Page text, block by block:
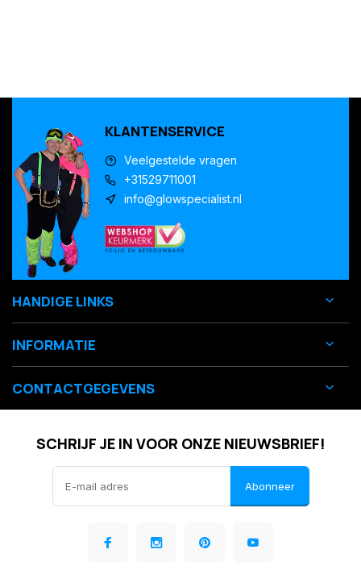
KLANTENSERVICE
Veelgestelde vragen
+31529711001
info@glowspecialist.nl
HANDIGE LINKS
INFORMATIE
CONTACTGEGEVENS
SCHRIJF JE IN VOOR ONZE NIEUWSBRIEF!
Abonneer